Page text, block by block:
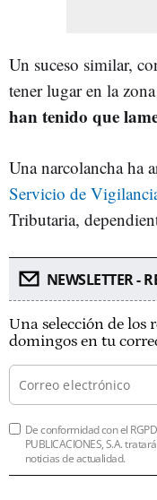
Un suceso similar,
tener lugar en la
han tenido que
Una narcolancha ha
Servicio de
Tributaria,
NEWSLETTER -
Una selección de los
domingos en tu
De conformidad con el
PUBLICACIONES, S.A.
noticias de actualidad.